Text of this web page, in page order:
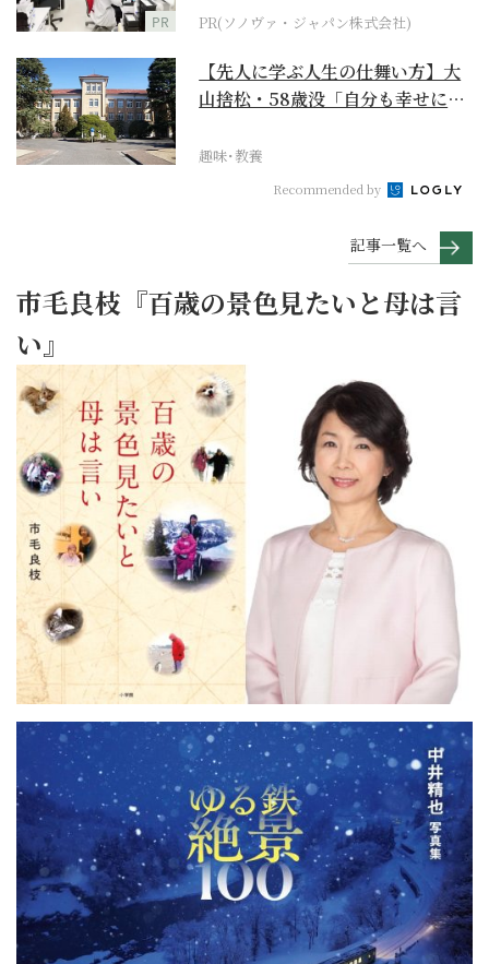
PR PR(ソノヴァ・ジャパン株式会社)
【先人に学ぶ人生の仕舞い方】大
山捨松・58歳没「自分も幸せにな
趣味･教養
Recommended by
記事一覧へ
市毛良枝『百歳の景色見たいと母は言
い』